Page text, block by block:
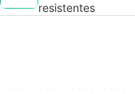
resistentes